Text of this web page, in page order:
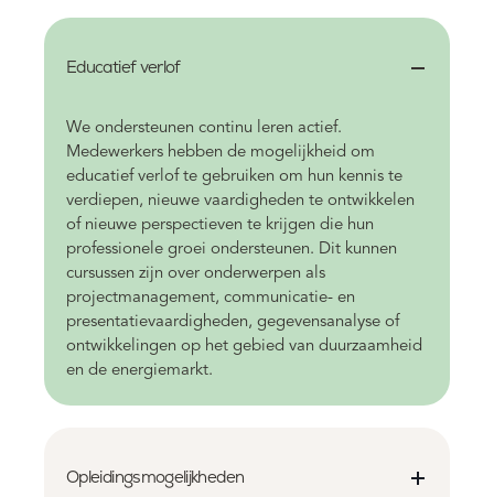
Educatief verlof
We ondersteunen continu leren actief.
Medewerkers hebben de mogelijkheid om
educatief verlof te gebruiken om hun kennis te
verdiepen, nieuwe vaardigheden te ontwikkelen
of nieuwe perspectieven te krijgen die hun
professionele groei ondersteunen. Dit kunnen
cursussen zijn over onderwerpen als
projectmanagement, communicatie- en
presentatievaardigheden, gegevensanalyse of
ontwikkelingen op het gebied van duurzaamheid
en de energiemarkt.
Opleidingsmogelijkheden